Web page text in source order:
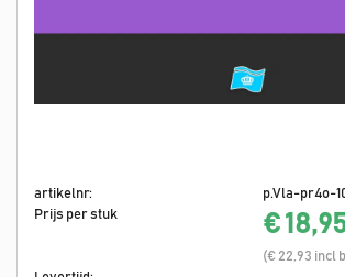
artikelnr:
p.Vla-pr4o-
Prijs per stuk
€
(€ 22,93 incl